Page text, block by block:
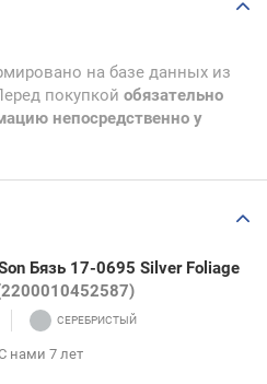
на базе данных из
покупкой обязательно
непосредственно у
Бязь 17-0695 Silver Foliage
нами 7 лет